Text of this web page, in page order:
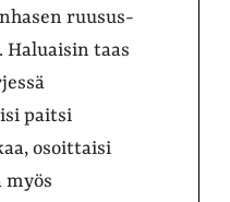
ruusus-
Haluaisin taas
paitsi
osoittaisi
myös